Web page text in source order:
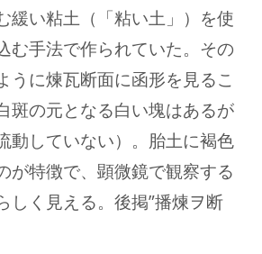
緩い粘土（「粘い土」）を使
む手法で作られていた。その
うに煉瓦断面に函形を見るこ
斑の元となる白い塊はあるが
動していない）。胎土に褐色
が特徴で、顕微鏡で観察する
しく見える。後掲”播煉ヲ断